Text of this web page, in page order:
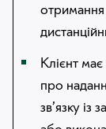
Клієнт
про
зв’язку із